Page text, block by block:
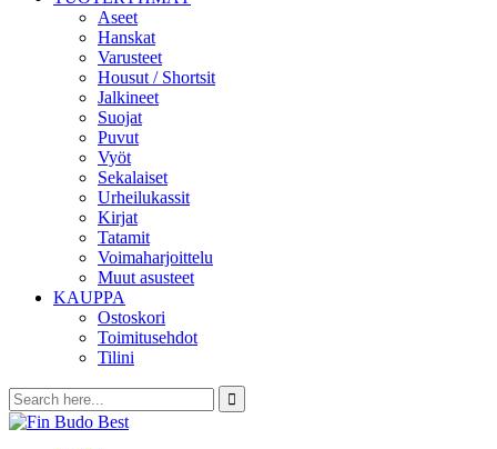
Aseet
Hanskat
Varusteet
Housut / Shortsit
Jalkineet
Suojat
Puvut
Vyöt
Sekalaiset
Urheilukassit
Kirjat
Tatamit
Voimaharjoittelu
Muut asusteet
KAUPPA
Ostoskori
Toimitusehdot
Tilini